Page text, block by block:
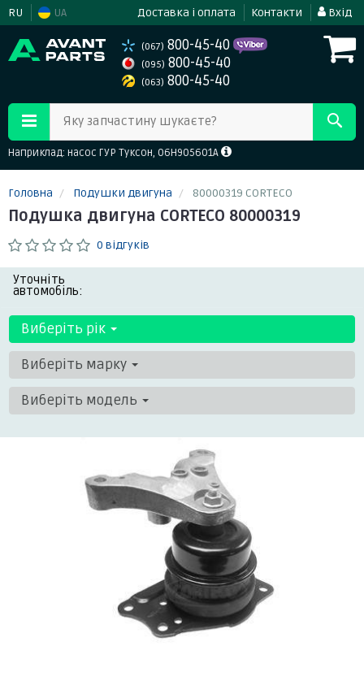
RU UA Доставка і оплата Контакти Вхід
(067) 800-45-40
(095) 800-45-40
(063) 800-45-40
Яку запчастину шукаєте?
Наприклад: насос ГУР Туксон, 06H905601A
Головна Подушки двигуна 80000319 CORTECO
Подушка двигуна CORTECO 80000319
0 відгуків
Уточніть
автомобіль:
Виберіть рік
Виберіть марку
Виберіть модель